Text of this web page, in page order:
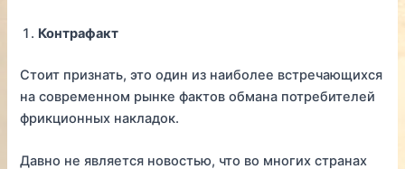
Контрафакт
Стоит признать, это один из наиболее встречающихся
на современном рынке фактов обмана потребителей
фрикционных накладок.
Давно не является новостью, что во многих странах